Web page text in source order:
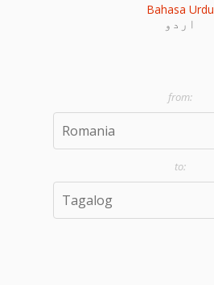
Bahasa Urdu
اردو